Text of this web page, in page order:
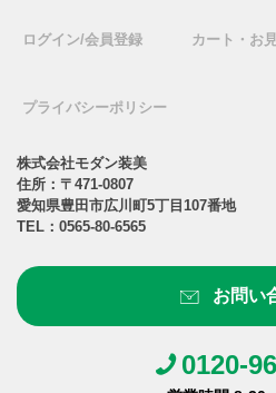
ログイン/会員登録 カート・お
プライバシーポリシー
株式会社モダン装美
住所：〒471-0807
愛知県豊田市広川町5丁目107番地
TEL： 0565-80-6565
お問い
0120-